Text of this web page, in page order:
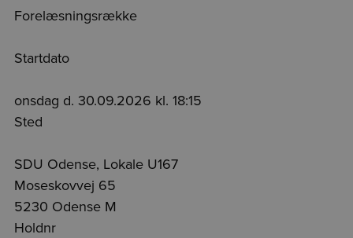
Forelæsningsrække
Startdato
onsdag d. 30.09.2026 kl. 18:15
Sted
SDU Odense, Lokale U167
Moseskovvej 65
5230 Odense M
Holdnr